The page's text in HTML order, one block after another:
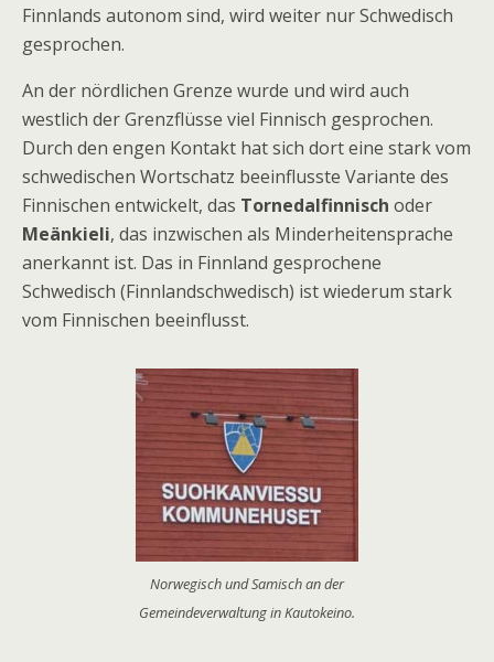
Finnlands autonom sind, wird weiter nur Schwedisch
gesprochen.
An der nördlichen Grenze wurde und wird auch
westlich der Grenzflüsse viel Finnisch gesprochen.
Durch den engen Kontakt hat sich dort eine stark vom
schwedischen Wortschatz beeinflusste Variante des
Finnischen entwickelt, das Tornedalfinnisch oder
Meänkieli, das inzwischen als Minderheitensprache
anerkannt ist. Das in Finnland gesprochene
Schwedisch (Finnlandschwedisch) ist wiederum stark
vom Finnischen beeinflusst.
Norwegisch und Samisch an der
Gemeindeverwaltung in Kautokeino.